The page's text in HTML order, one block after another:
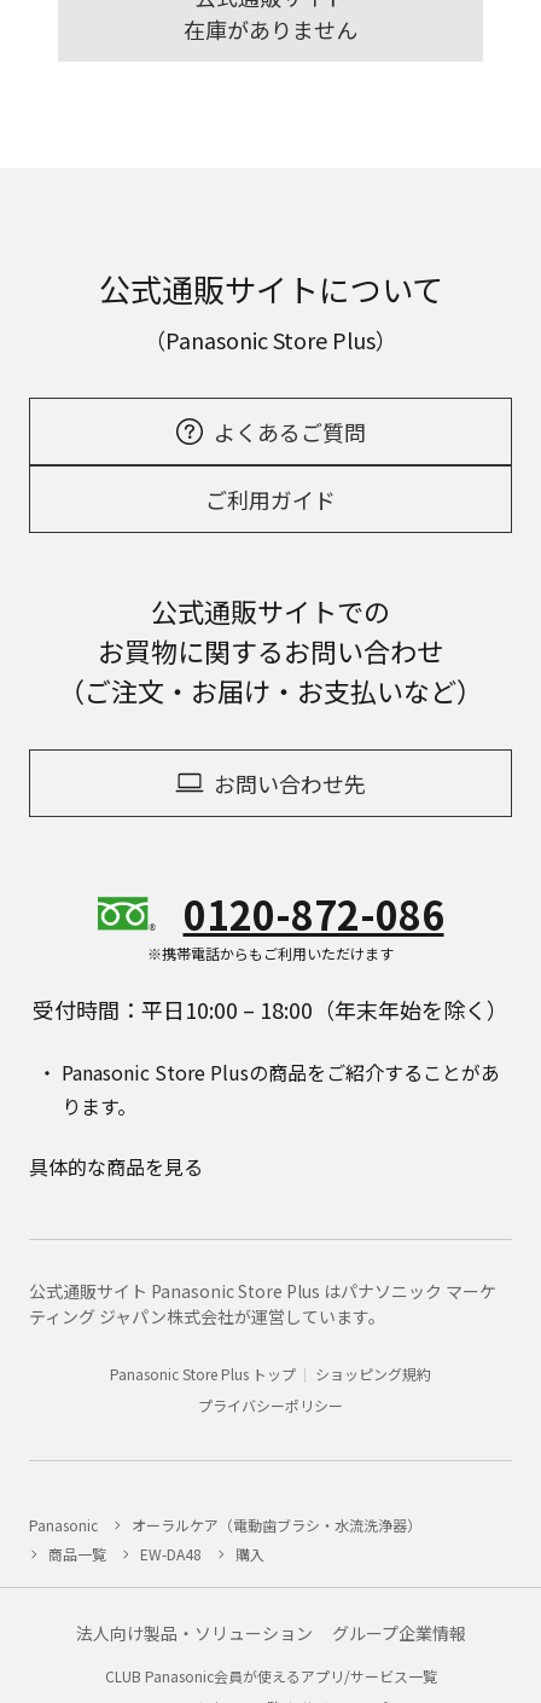
在庫がありません
公式通販サイトについて
（Panasonic Store Plus）
よくあるご質問
ご利用ガイド
公式通販サイトでの
お買物に関するお問い合わせ
（ご注文・お届け・お支払いなど）
お問い合わせ先
0120-872-086
※携帯電話からもご利用いただけます
受付時間：平日10:00 – 18:00（年末年始を除く）
Panasonic Store Plusの商品をご紹介することがあ
ります。
具体的な商品を見る
公式通販サイト Panasonic Store Plus はパナソニック マーケ
ティング ジャパン株式会社が運営しています。
Panasonic Store Plus トップ
ショッピング規約
プライバシーポリシー
Panasonic
オーラルケア（電動歯ブラシ・水流洗浄器）
商品一覧
EW-DA48 購入
法人向け製品・ソリューション グループ企業情報
CLUB Panasonic会員が使えるアプリ/サービス一覧